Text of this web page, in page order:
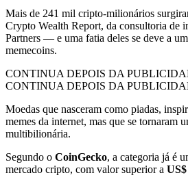
Mais de 241 mil cripto-milionários
Crypto Wealth Report, da consultoria de
Partners — e uma fatia deles se deve a
memecoins.
CONTINUA DEPOIS DA
CONTINUA DEPOIS DA
Moedas que nasceram como piadas,
memes da internet, mas que se tornaram
multibilionária.
Segundo o CoinGecko, a categoria já é
mercado cripto, com valor superior a